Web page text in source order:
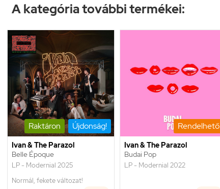
A kategória további termékei:
Raktáron Újdonság!
Ivan & The Parazol
Belle Époque
LP - Modernial 2025
Normál, fekete változat!
Rendelhető
Ivan & The Parazol
Budai Pop
LP - Modernial 2022